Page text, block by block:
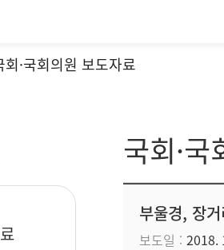
회·국회의원 보도자료
국회·
부울경, 장
보도일 2018.